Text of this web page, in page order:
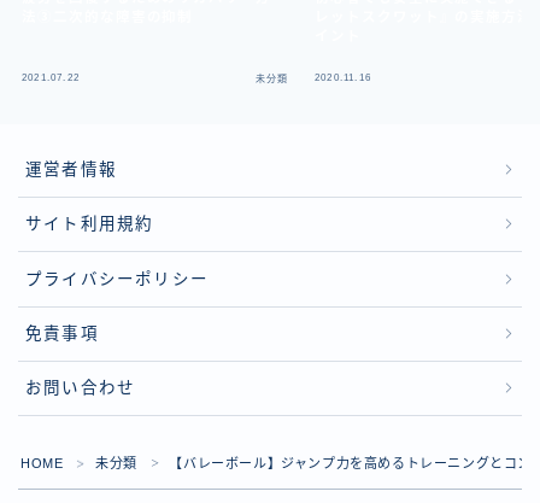
2021.07.22 未分類 2020.11.16
運営者情報
サイト利用規約
プライバシーポリシー
免責事項
お問い合わせ
HOME ＞ 未分類 ＞ 【バレーボール】ジャンプ力を高めるトレーニングとコン